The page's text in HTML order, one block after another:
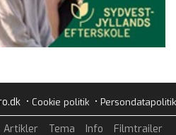
• Cookie politik• Persondatapolitik
Artikler Tema Info Filmtrailer